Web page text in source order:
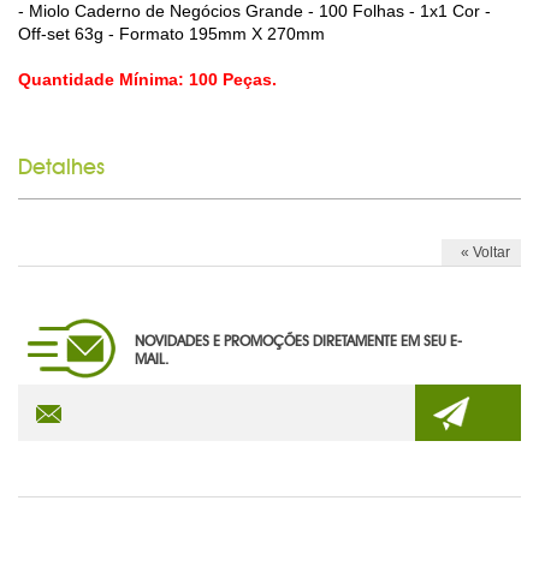
PORTA CRACHÁ RETRÁTIL
PORTA LÁPIS PERSONALIZADO
SQUEEZE PERSONALIZADO
TECNOLOGIA
- Miolo Caderno de Negócios Grande - 100 Folhas - 1x1 Cor -
Off-set 63g - Formato 195mm X 270mm
Quantidade Mínima: 100 Peças.
Detalhes
« Voltar
NOVIDADES E PROMOÇÕES DIRETAMENTE EM SEU E-
MAIL.